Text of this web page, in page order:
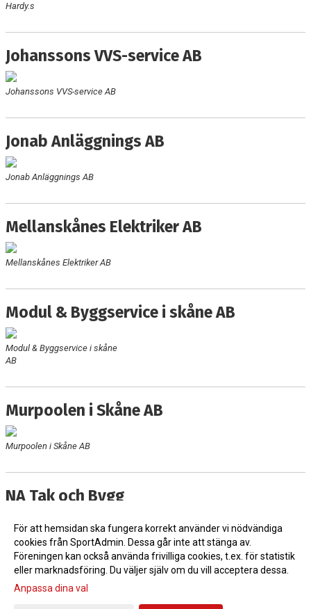
Hardy.s
Johanssons VVS-service AB
Johanssons VVS-service AB
Jonab Anläggnings AB
Jonab Anläggnings AB
Mellanskånes Elektriker AB
Mellanskånes Elektriker AB
Modul & Byggservice i skåne AB
Modul & Byggservice i skåne
AB
Murpoolen i Skåne AB
Murpoolen i Skåne AB
NA Tak och Bygg
NA Tak och Bygg
För att hemsidan ska fungera korrekt använder vi nödvändiga
cookies från SportAdmin. Dessa går inte att stänga av.
Föreningen kan också använda frivilliga cookies, t.ex. för statistik
eller marknadsföring. Du väljer själv om du vill acceptera dessa.
Anpassa dina val